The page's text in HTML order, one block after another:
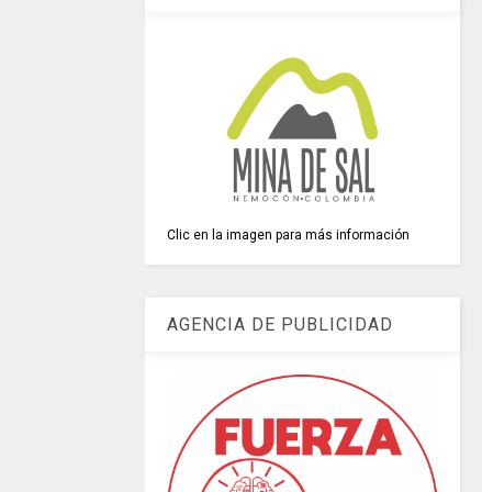
Clic en la imagen para más información
AGENCIA DE PUBLICIDAD